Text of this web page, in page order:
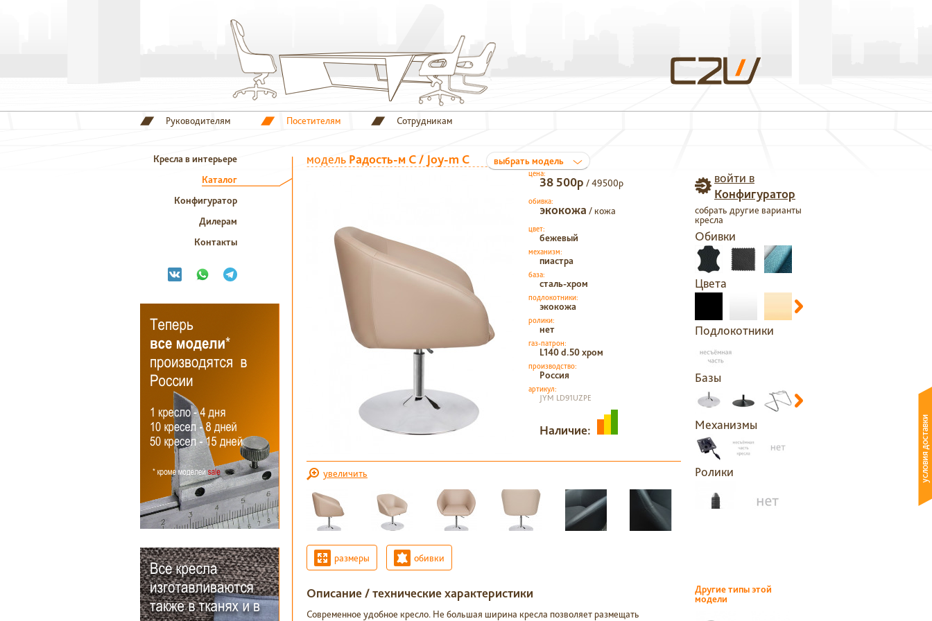
Руководителям Посетителям Сотрудникам
Кресла в интерьере
Каталог
Конфигуратор
Дилерам
Контакты
модель Радость-м С / Joy-m C выбрать модель
увеличить
цена:
38 500р / 49500р
обивка:
экокожа / кожа
цвет:
бежевый
механизм:
пиастра
база:
сталь-хром
подлокотники:
экокожа
ролики:
нет
газ-патрон:
L140 d.50 хром
производство:
Россия
артикул:
JYM LD91UZPE
Наличие:
войти в
Конфигуратор
собрать другие варианты
кресла
Обивки
Цвета
Подлокотники
Базы
Механизмы
Ролики
размеры обивки
Описание / технические характеристики
Современное удобное кресло. Не большая ширина кресла позволяет размещать
Другие типы этой
модели